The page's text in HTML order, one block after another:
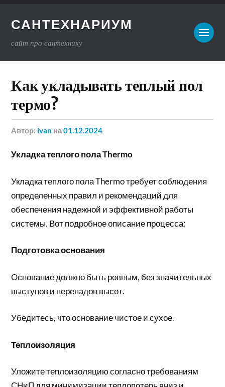
САНТЕХНАРИУМ
сайт про сантехнику
Как укладывать теплый пол
термо?
Автор: ivan на01.12.2024
Укладка теплого пола Thermo
Укладка теплого пола Thermo требует соблюдения
определенных правил и рекомендаций для
обеспечения надежной и эффективной работы
системы. Вот подробное описание процесса:
Подготовка основания
Основание должно быть ровным, без значительных
выступов и перепадов высот.
Убедитесь, что основание чистое и сухое.
Теплоизоляция
Уложите теплоизоляцию согласно требованиям